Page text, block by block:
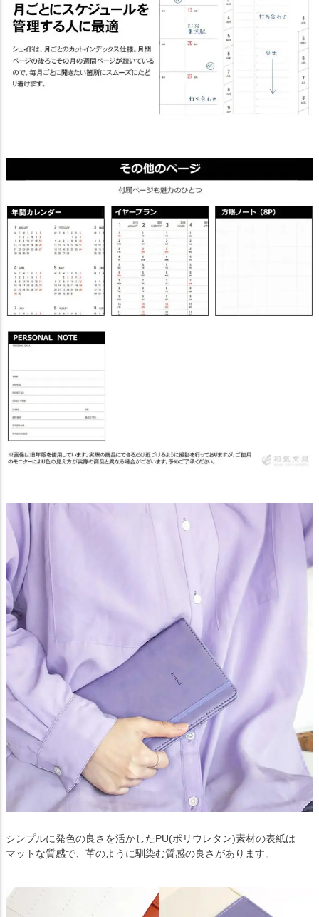
シンプルに発色の良さを活かしたPU(ポリウレタン)素材の表紙は
マットな質感で、革のように馴染む質感の良さがあります。